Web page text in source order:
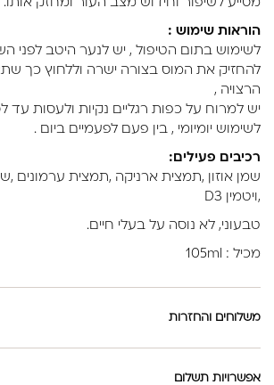
מסייע לשיפור וחידוש מצב העור ומחזק אותו.
הוראות שימוש :
לשימוש בתום הטיפול , יש לנער היטב לפני
להחזיק את המוס בצורה ישרה וללחוץ כך
הרצויה ,
יש למרוח על כפות רגליים נקיות ולעסות עד
לשימוש יומיומי , בין פעם לפעמיים ביום .
רכיבים פעילים:
שמן אוזון ,תמצית ארניקה ,תמצית ערמונים
,ויטמין D3
טבעוני, לא נוסה על בעלי חיים.
מכיל : 105ml
משלוחים והחזרות
אפשרויות תשלום